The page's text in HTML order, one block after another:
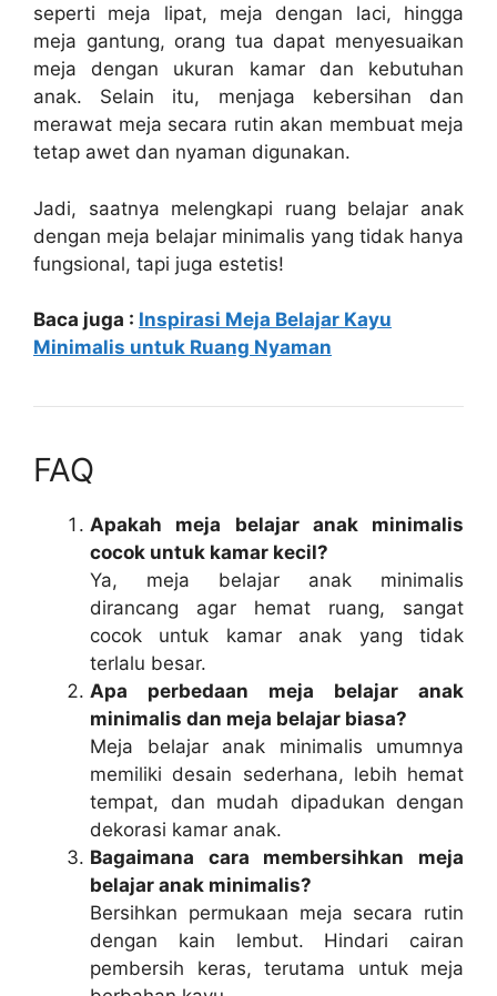
seperti meja lipat, meja dengan laci, hingga
meja gantung, orang tua dapat menyesuaikan
meja dengan ukuran kamar dan kebutuhan
anak. Selain itu, menjaga kebersihan dan
merawat meja secara rutin akan membuat meja
tetap awet dan nyaman digunakan.
Jadi, saatnya melengkapi ruang belajar anak
dengan meja belajar minimalis yang tidak hanya
fungsional, tapi juga estetis!
Baca juga : Inspirasi Meja Belajar Kayu
Minimalis untuk Ruang Nyaman
FAQ
Apakah meja belajar anak minimalis
cocok untuk kamar kecil?
Ya, meja belajar anak minimalis
dirancang agar hemat ruang, sangat
cocok untuk kamar anak yang tidak
terlalu besar.
Apa perbedaan meja belajar anak
minimalis dan meja belajar biasa?
Meja belajar anak minimalis umumnya
memiliki desain sederhana, lebih hemat
tempat, dan mudah dipadukan dengan
dekorasi kamar anak.
Bagaimana cara membersihkan meja
belajar anak minimalis?
Bersihkan permukaan meja secara rutin
dengan kain lembut. Hindari cairan
pembersih keras, terutama untuk meja